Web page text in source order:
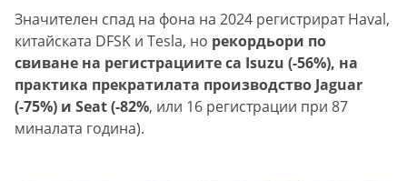
Значителен спад на фона на 2024 регистрират Haval,
китайската DFSK и Tesla, но рекордьори по
свиване на регистрациите са Isuzu (-56%), на
практика прекратилата производство Jaguar
(-75%) и Seat (-82%, или 16 регистрации при 87
миналата година).